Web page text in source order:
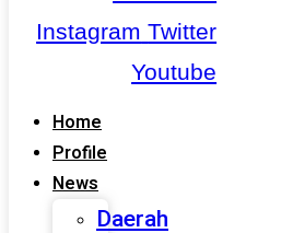
Instagram Twitter
Youtube
Home
Profile
News
Daerah